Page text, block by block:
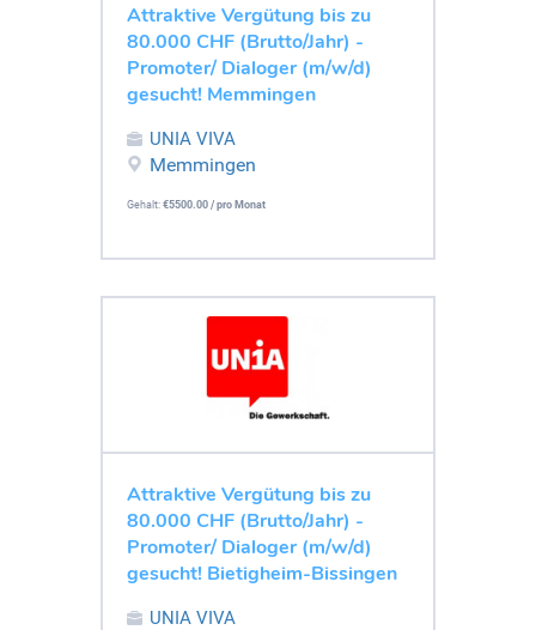
Attraktive Vergütung bis zu
80.000 CHF (Brutto/Jahr) -
Promoter/ Dialoger (m/w/d)
gesucht! Memmingen
UNIA VIVA
Memmingen
Gehalt: €5500.00 / pro Monat
Attraktive Vergütung bis zu
80.000 CHF (Brutto/Jahr) -
Promoter/ Dialoger (m/w/d)
gesucht! Bietigheim-Bissingen
UNIA VIVA